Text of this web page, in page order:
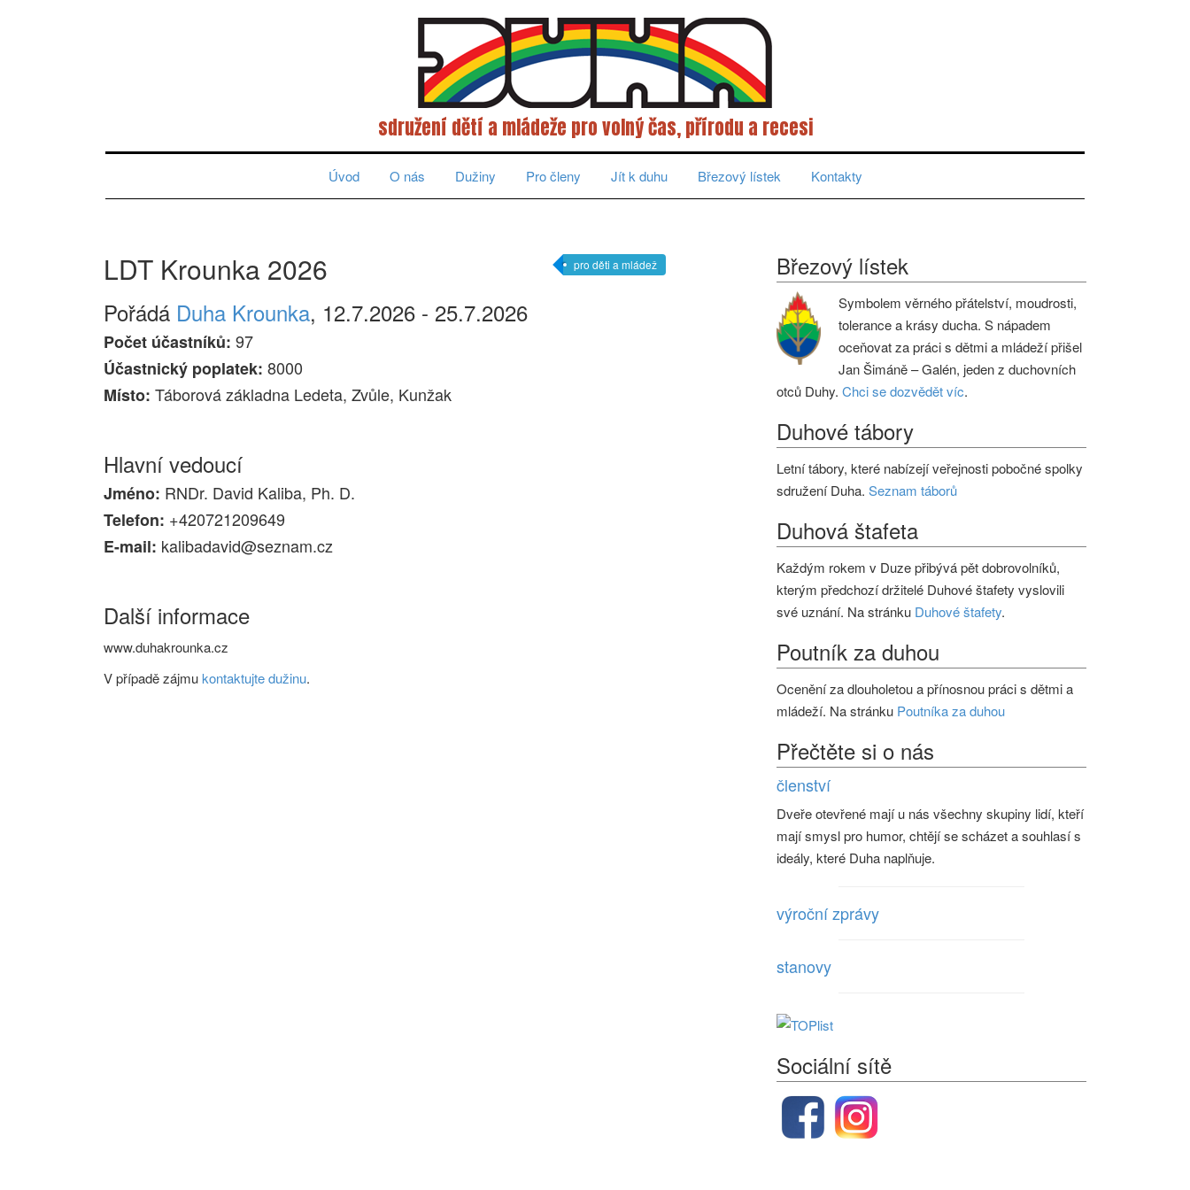
sdružení dětí a mládeže pro volný čas, přírodu a recesi
Úvod O nás Dužiny Pro členy Jít k duhu Březový lístek Kontakty
pro děti a mládež
LDT Krounka 2026
Pořádá Duha Krounka, 12.7.2026 - 25.7.2026
Počet účastníků: 97
Účastnický poplatek: 8000
Místo: Táborová základna Ledeta, Zvůle, Kunžak
Hlavní vedoucí
Jméno: RNDr. David Kaliba, Ph. D.
Telefon: +420721209649
E-mail: kalibadavid@seznam.cz
Další informace
www.duhakrounka.cz
V případě zájmukontaktujte dužinu.
Březový lístek
Symbolem věrného přátelství, moudrosti,
tolerance a krásy ducha. S nápadem
oceňovat za práci s dětmi a mládeží přišel
Jan Šimáně – Galén, jeden z duchovních
otců Duhy. Chci se dozvědět víc.
Duhové tábory
Letní tábory, které nabízejí veřejnosti pobočné spolky
sdružení Duha. Seznam táborů
Duhová štafeta
Každým rokem v Duze přibývá pět dobrovolníků,
kterým předchozí držitelé Duhové štafety vyslovili
své uznání. Na stránku Duhové štafety.
Poutník za duhou
Ocenění za dlouholetou a přínosnou práci s dětmi a
mládeží. Na stránku Poutníka za duhou
Přečtěte si o nás
členství
Dveře otevřené mají u nás všechny skupiny lidí, kteří
mají smysl pro humor, chtějí se scházet a souhlasí s
ideály, které Duha naplňuje.
výroční zprávy
stanovy
Sociální sítě